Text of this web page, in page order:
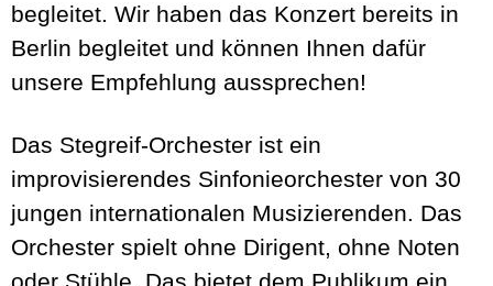
begleitet. Wir haben das Konzert bereits in
Berlin begleitet und können Ihnen dafür
unsere Empfehlung aussprechen!
Das Stegreif-Orchester ist ein
improvisierendes Sinfonieorchester von 30
jungen internationalen Musizierenden. Das
Orchester spielt ohne Dirigent, ohne Noten